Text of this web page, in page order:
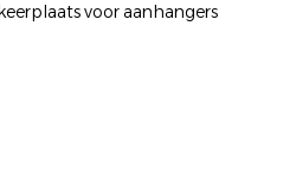
voor aanhangers